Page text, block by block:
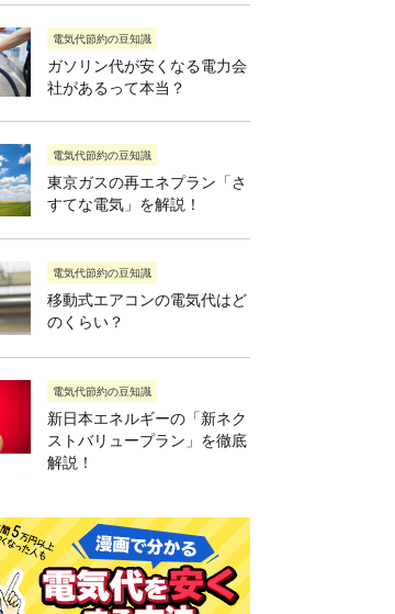
電気代節約の豆知識
ガソリン代が安くなる電力会
社があるって本当？
電気代節約の豆知識
東京ガスの再エネプラン「さ
すてな電気」を解説！
電気代節約の豆知識
移動式エアコンの電気代はど
のくらい？
電気代節約の豆知識
新日本エネルギーの「新ネク
ストバリュープラン」を徹底
解説！